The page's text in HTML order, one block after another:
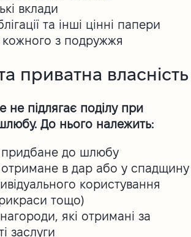
вклади
та інші цінні папери
з подружжя
приватна власність
не підлягає поділу при
До нього належить:
до шлюбу
в дар або у спадщину
користування
тощо)
які отримані за
заслуги